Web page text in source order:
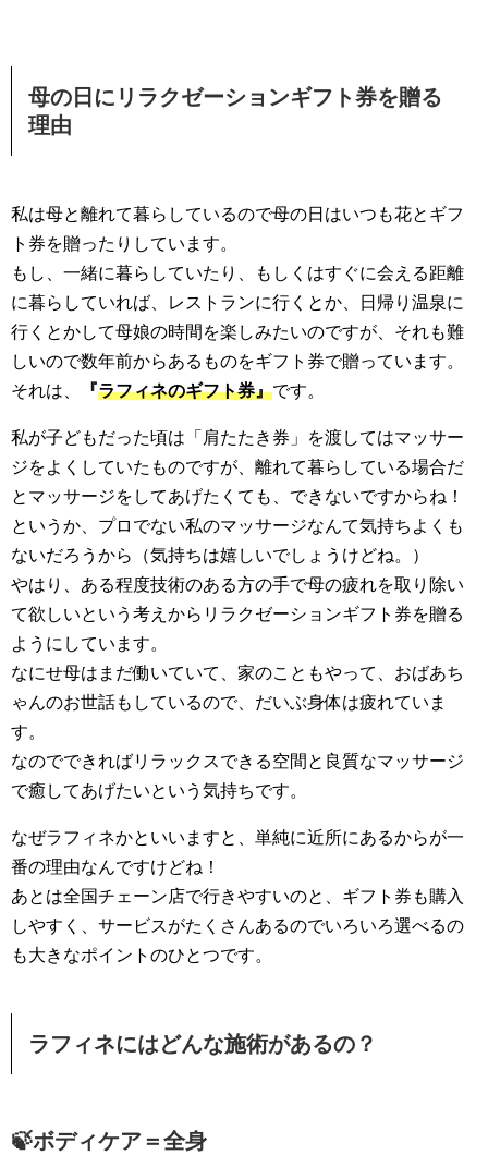
母の日にリラクゼーションギフト券を贈る
理由
私は母と離れて暮らしているので母の日はいつも花とギフ
ト券を贈ったりしています。
もし、一緒に暮らしていたり、もしくはすぐに会える距離
に暮らしていれば、レストランに行くとか、日帰り温泉に
行くとかして母娘の時間を楽しみたいのですが、それも難
しいので数年前からあるものをギフト券で贈っています。
それは、
『ラフィネのギフト券』です。
私が子どもだった頃は「肩たたき券」を渡してはマッサー
ジをよくしていたものですが、離れて暮らしている場合だ
とマッサージをしてあげたくても、できないですからね！
というか、プロでない私のマッサージなんて気持ちよくも
ないだろうから（気持ちは嬉しいでしょうけどね。）
やはり、ある程度技術のある方の手で母の疲れを取り除い
て欲しいという考えからリラクゼーションギフト券を贈る
ようにしています。
なにせ母はまだ働いていて、家のこともやって、おばあち
ゃんのお世話もしているので、だいぶ身体は疲れていま
す。
なのでできればリラックスできる空間と良質なマッサージ
で癒してあげたいという気持ちです。
なぜラフィネかといいますと、単純に近所にあるからが一
番の理由なんですけどね！
あとは全国チェーン店で行きやすいのと、ギフト券も購入
しやすく、サービスがたくさんあるのでいろいろ選べるの
も大きなポイントのひとつです。
ラフィネにはどんな施術があるの？
🍃ボディケア＝全身